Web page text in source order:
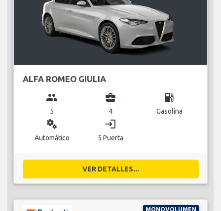
ALFA ROMEO GIULIA
group
5
business_center
4
local_gas_station
Gasolina
miscellaneous_services
Automático
login
5 Puerta
VER DETALLES...
MONOVOLUMEN